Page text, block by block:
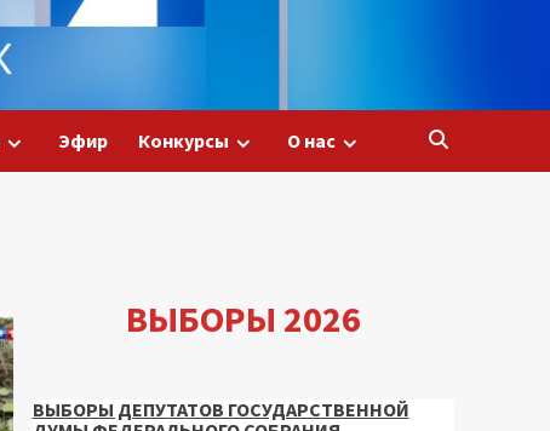
Эфир Конкурсы О нас
ВЫБОРЫ 2026
ВЫБОРЫ ДЕПУТАТОВ ГОСУДАРСТВЕННОЙ